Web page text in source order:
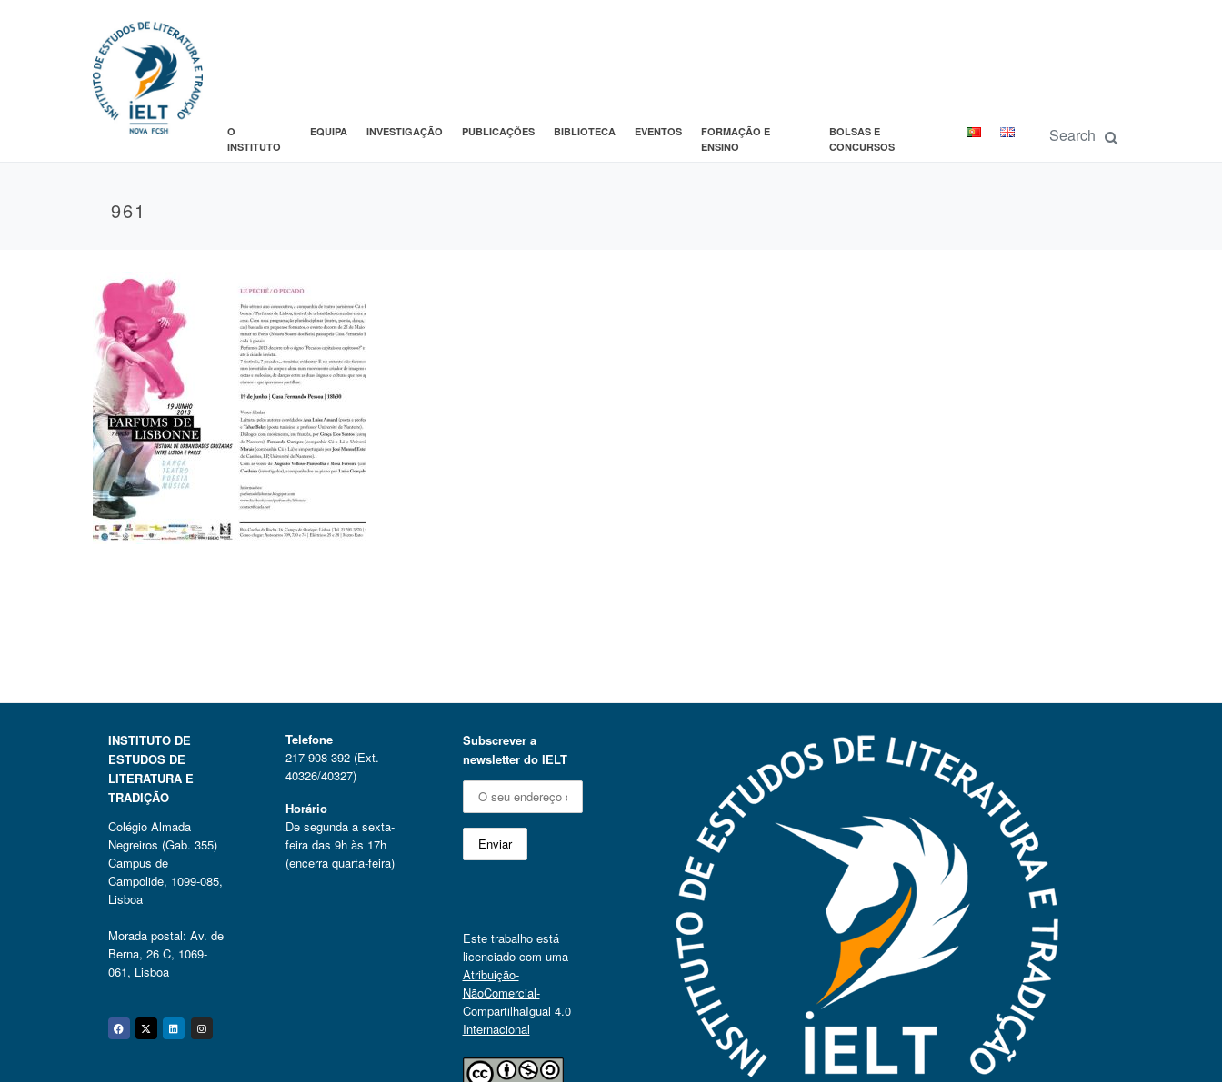
O
INSTITUTO
EQUIPA INVESTIGAÇÃO PUBLICAÇÕES BIBLIOTECA EVENTOS
FORMAÇÃO E
ENSINO
BOLSAS E
CONCURSOS
961
INSTITUTO DE
ESTUDOS DE
LITERATURA E
TRADIÇÃO
Colégio Almada
Negreiros (Gab. 355)
Campus de
Campolide, 1099-085,
Lisboa
Morada postal: Av. de
Berna, 26 C, 1069-
061, Lisboa
Facebook
Twitter
Linkedin
Instagram
Telefone
217 908 392 (Ext.
40326/40327)
Horário
De segunda a sexta-
feira das 9h às 17h
(encerra quarta-feira)
Subscrever a
newsletter do IELT
Este trabalho está
licenciado com uma
Atribuição-
NãoComercial-
CompartilhaIgual 4.0
Internacional